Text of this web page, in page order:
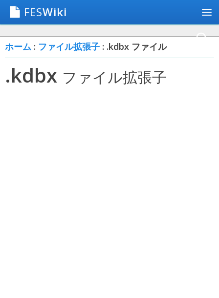
FESWiki
ホーム : ファイル拡張子 : .kdbx ファイル
.kdbx ファイル拡張子